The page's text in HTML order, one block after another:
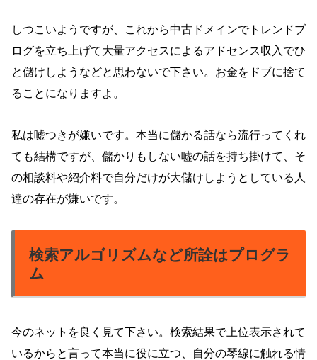
しつこいようですが、これから中古ドメインでトレンドブ
ログを立ち上げて大量アクセスによるアドセンス収入でひ
と儲けしようなどと思わないで下さい。お金をドブに捨て
ることになりますよ。
私は嘘つきが嫌いです。本当に儲かる話なら流行ってくれ
ても結構ですが、儲かりもしない嘘の話を持ち掛けて、そ
の相談料や紹介料で自分だけが大儲けしようとしている人
達の存在が嫌いです。
検索アルゴリズムなど所詮はプログラ
ム
今のネットを良く見て下さい。検索結果で上位表示されて
いるからと言って本当に役に立つ、自分の琴線に触れる情